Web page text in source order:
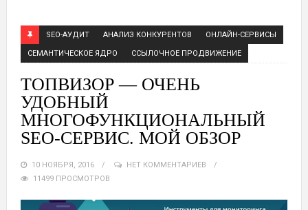
SEO-АУДИТ АНАЛИЗ КОНКУРЕНТОВ ОНЛАЙН-СЕРВИСЫ
СЕМАНТИЧЕСКОЕ ЯДРО ССЫЛОЧНОЕ ПРОДВИЖЕНИЕ
ТОПВИЗОР — ОЧЕНЬ
УДОБНЫЙ
МНОГОФУНКЦИОНАЛЬНЫЙ
SEO-СЕРВИС. МОЙ ОБЗОР
10 НОЯБРЯ, 2016
НЕТ КОММЕНТАРИЕВ
11499 ПРОСМОТРОВ